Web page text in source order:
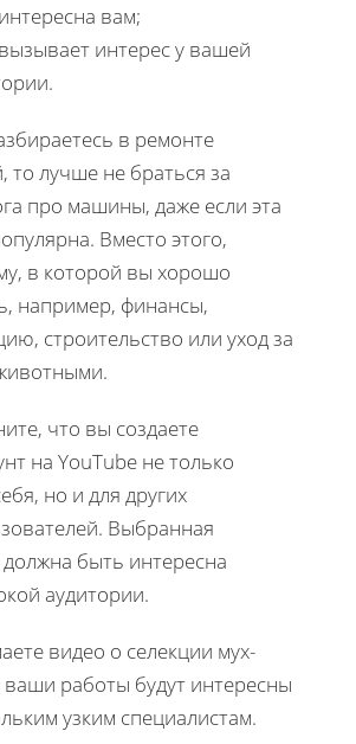
вам;
интерес у вашей
в ремонте
то лучше не браться за
про машины, даже если эта
Вместо этого,
в которой вы хорошо
например, финансы,
строительство или уход за
что вы создаете
на YouTube не только
но и для других
Выбранная
быть интересна
аудитории.
видео о селекции мух-
работы будут интересны
узким специалистам.